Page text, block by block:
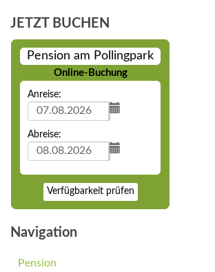
JETZT BUCHEN
Pension am Pollingpark
Online-Buchung
Anreise:
Abreise:
Verfügbarkeit prüfen
Navigation
Pension